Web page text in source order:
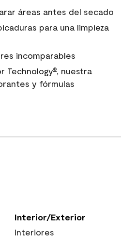
áreas antes del secado
para una limpieza
incomparables
Technology®, nuestra
y fórmulas
Interior/Exterior
Interiores